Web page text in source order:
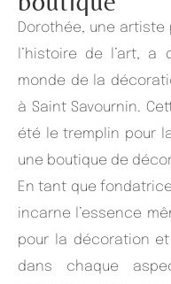
Dorothée, une artiste
l’histoire de l’art,
monde de la
à Saint Savournin.
été le tremplin pour
une boutique de
En tant que
incarne l’essence
pour la décoration
dans chaque